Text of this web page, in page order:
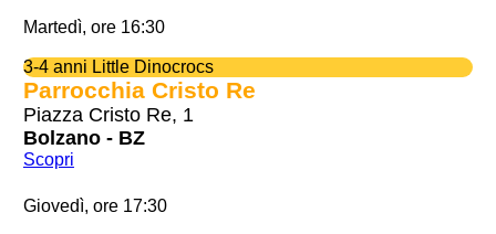
Martedì, ore 16:30
3-4 anni Little Dinocrocs
Parrocchia Cristo Re
Piazza Cristo Re, 1
Bolzano - BZ
Scopri
Giovedì, ore 17:30